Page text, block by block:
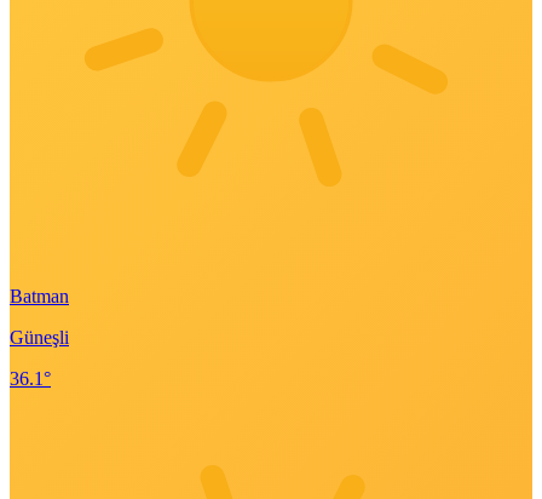
Batman
Güneşli
36.1°